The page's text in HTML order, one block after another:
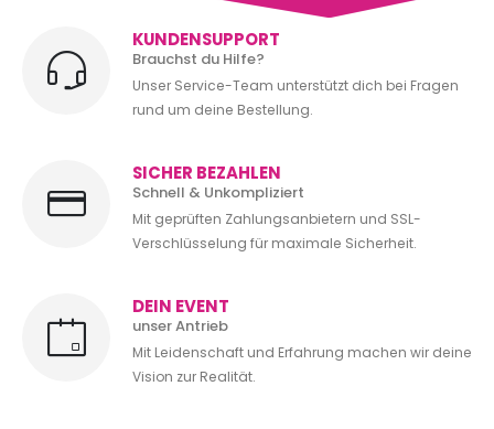
KUNDENSUPPORT
Brauchst du Hilfe?
Unser Service-Team unterstützt dich bei Fragen
rund um deine Bestellung.
SICHER BEZAHLEN
Schnell & Unkompliziert
Mit geprüften Zahlungsanbietern und SSL-
Verschlüsselung für maximale Sicherheit.
DEIN EVENT
unser Antrieb
Mit Leidenschaft und Erfahrung machen wir deine
Vision zur Realität.